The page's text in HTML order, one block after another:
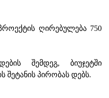
ღირებულება 750
შემდეგ, ბიუჯეტში
პირობას დებს.